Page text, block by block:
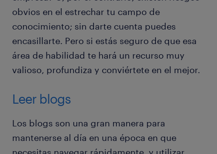
obvios en el estrechar tu campo de
conocimiento; sin darte cuenta puedes
encasillarte. Pero si estás seguro de que esa
área de habilidad te hará un recurso muy
valioso, profundiza y conviértete en el mejor.
Leer blogs
Los blogs son una gran manera para
mantenerse al día en una época en que